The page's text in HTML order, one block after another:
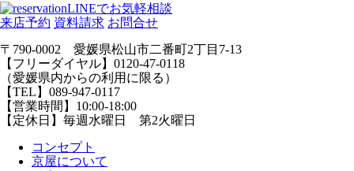
LINEでお気軽相談
来店予約 資料請求 お問合せ
〒790-0002 愛媛県松山市二番町2丁目7-13
【フリーダイヤル】0120-47-0118
（愛媛県内からの利用に限る）
【TEL】089-947-0117
【営業時間】10:00-18:00
【定休日】毎週水曜日 第2火曜日
コンセプト
京屋について